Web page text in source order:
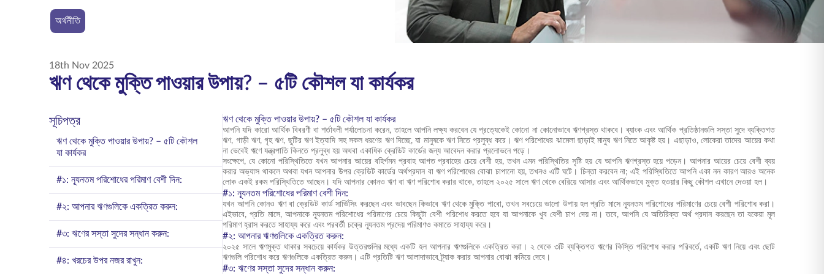
অর্থনীতি
18th Nov 2025
ঋণ থেকে মুক্তি পাওয়ার উপায়? – ৫টি কৌশল যা কার্যকর
সূচিপত্র
ঋণ থেকে মুক্তি পাওয়ার উপায়? – ৫টি কৌশল
যা কার্যকর
#১: ন্যূনতম পরিশোধের পরিমাণ বেশী দিন:
#২: আপনার ঋণগুলিকে একত্রিত করুন:
#৩: ঋণের সস্তা সুদের সন্ধান করুন:
#৪: খরচের উপর নজর রাখুন:
ঋণ থেকে মুক্তি পাওয়ার উপায়? – ৫টি কৌশল যা কার্যকর
আপনি যদি কারো আর্থিক বিবরণী বা শর্তাবলী পর্যালোচনা করেন, তাহলে আপনি লক্ষ্য করবেন যে প্রত্যেকেই কোনো না কোনোভাবে ঋণগ্রস্ত থাকবে। ব্যাংক এবং আর্থিক প্রতিষ্ঠানগুলি সস্তা সুদে ব্যক্তিগত
ঋণ, গাড়ী ঋণ, গৃহ ঋণ, ছুটির ঋণ ইত্যাদি সহ সকল ধরণের ঋণ দিচ্ছে, যা মানুষকে ঋণ নিতে প্রলুব্ধ করে। ঋণ পরিশোধের ঝামেলা ছাড়াই মানুষ ঋণ নিতে আকৃষ্ট হয়। এছাড়াও, লোকেরা তাদের আয়ের কথা
না ভেবেই ঋণে যন্ত্রপাতি কিনতে প্রলুব্ধ হয় অথবা একাধিক ক্রেডিট কার্ডের জন্য আবেদন করার প্রলোভনে পড়ে।
সংক্ষেপে, যে কোনো পরিস্থিতিতে যখন আপনার আয়ের বহির্গমন প্রবাহ আগত প্রবাহের চেয়ে বেশী হয়, তখন এমন পরিস্থিতির সৃষ্টি হয় যে আপনি ঋণগ্রস্ত হয়ে পড়েন। আপনার আয়ের চেয়ে বেশী ব্যয়
করার অভ্যাস থাকলে অথবা যখন আপনার উপর ক্রেডিট কার্ডের অর্থপ্রদান বা ঋণ পরিশোধের বোঝা চাপানো হয়, তখনও এটি ঘটে। চিন্তা করবেন না; এই পরিস্থিতিতে আপনি একা নন কারণ আরও অনেক
লোক একই রকম পরিস্থিতিতে আছেন। যদি আপনার কোনও ঋণ বা ঋণ পরিশোধ করার থাকে, তাহলে ২০২৫ সালে ঋণ থেকে বেরিয়ে আসার এবং আর্থিকভাবে মুক্ত হওয়ার কিছু কৌশল এখানে দেওয়া হল।
#১: ন্যূনতম পরিশোধের পরিমাণ বেশী দিন:
যখন আপনি কোনও ঋণ বা ক্রেডিট কার্ড সার্ভিসিং করছেন এবং ভাবছেন কিভাবে ঋণ থেকে মুক্তি পাবো, তখন সবচেয়ে ভালো উপায় হল প্রতি মাসে ন্যূনতম পরিশোধের পরিমাণের চেয়ে বেশী পরিশোধ করা।
এইভাবে, প্রতি মাসে, আপনাকে ন্যূনতম পরিশোধের পরিমাণের চেয়ে কিছুটা বেশী পরিশোধ করতে হবে যা আপনাকে খুব বেশী চাপ দেয় না। তবে, আপনি যে অতিরিক্ত অর্থ প্রদান করছেন তা বকেয়া মূল
পরিমাণ হ্রাস করতে সাহায্য করে এবং পরবর্তী চক্রে ন্যূনতম প্রদেয় পরিমাণও কমাতে সাহায্য করে।
#২: আপনার ঋণগুলিকে একত্রিত করুন:
২০২৫ সালে ঋণমুক্ত থাকার সবচেয়ে কার্যকর উত্তরগুলির মধ্যে একটি হল আপনার ঋণগুলিকে একত্রিত করা। ২ থেকে ৩টি ব্যক্তিগত ঋণের কিস্তি পরিশোধ করার পরিবর্তে, একটি ঋণ নিয়ে এবং ছোট
ঋণগুলি পরিশোধ করে ঋণগুলিকে একত্রিত করুন। এটি প্রতিটি ঋণ আলাদাভাবে ট্র্যাক করার আপনার বোঝা কমিয়ে দেবে।
#৩: ঋণের সস্তা সুদের সন্ধান করুন: